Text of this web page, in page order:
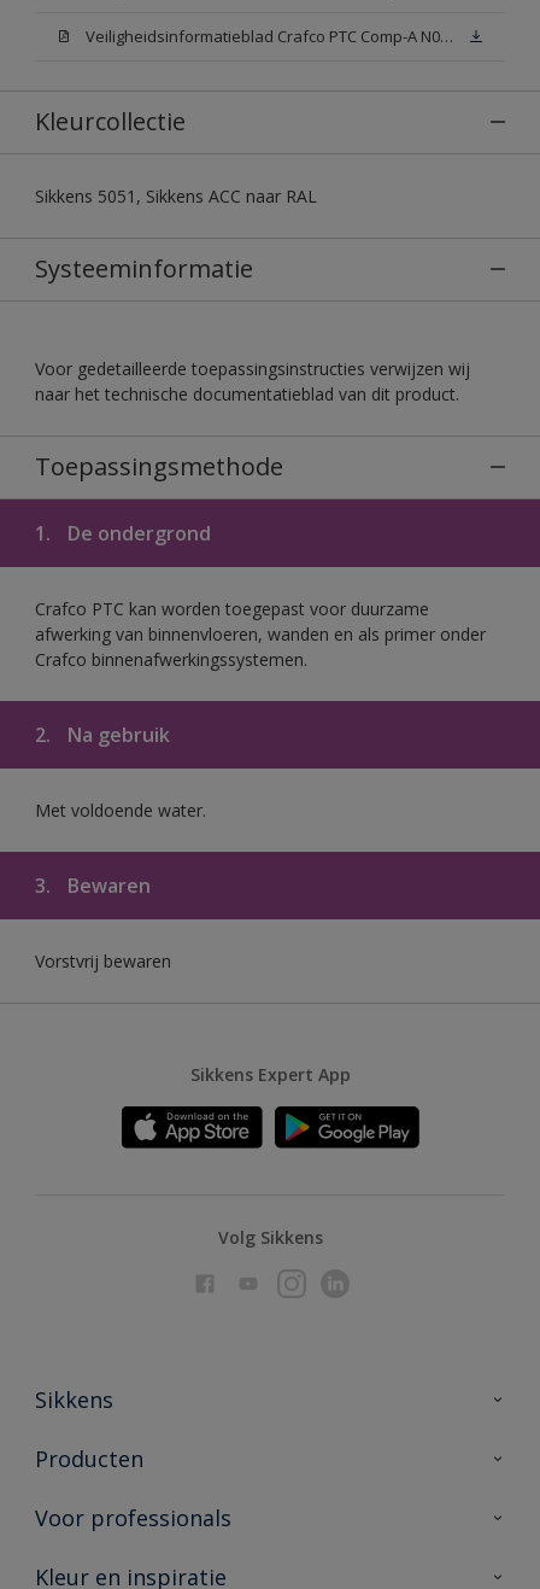
Veiligheidsinformatieblad Crafco PTC Comp-A N00 (MSDS)
Kleurcollectie
Sikkens 5051, Sikkens ACC naar RAL
Systeeminformatie
Voor gedetailleerde toepassingsinstructies verwijzen wij
naar het technische documentatieblad van dit product.
Toepassingsmethode
1. De ondergrond
Crafco PTC kan worden toegepast voor duurzame
afwerking van binnenvloeren, wanden en als primer onder
Crafco binnenafwerkingssystemen.
2. Na gebruik
Met voldoende water.
3. Bewaren
Vorstvrij bewaren
Sikkens Expert App
Volg Sikkens
Sikkens
Over Sikkens
Duurzaamheid
Producten
Producten voor binnen
Vind je verkooppunt
Voor professionals
Advies & service
Kleur en inspiratie